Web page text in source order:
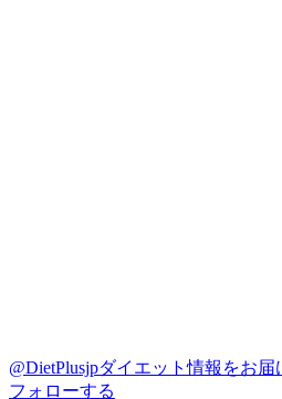
@DietPlusjpダイエット情報をお届
フォローする